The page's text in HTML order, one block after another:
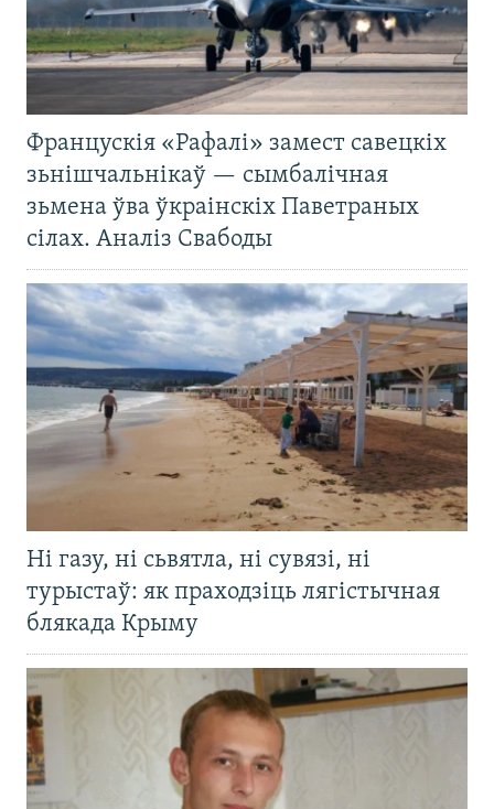
Францускія «Рафалі» замест савецкіх
зьнішчальнікаў — сымбалічная
зьмена ўва ўкраінскіх Паветраных
сілах. Аналіз Свабоды
Ні газу, ні сьвятла, ні сувязі, ні
турыстаў: як праходзіць лягістычная
блякада Крыму